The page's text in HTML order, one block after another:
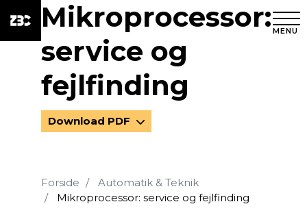
MENU
Mikroprocessor:
service og
fejlfinding
Download PDF
Forside
Automatik & Teknik
Mikroprocessor: service og fejlfinding